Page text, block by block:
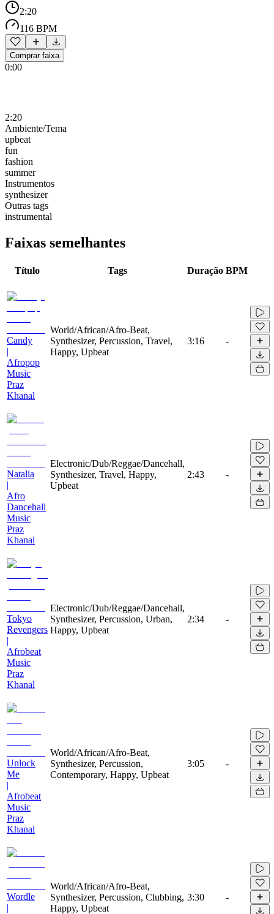
2:20
116 BPM
Comprar faixa
0:00
2:20
Ambiente/Tema
upbeat
fun
fashion
summer
Instrumentos
synthesizer
Outras tags
instrumental
Faixas semelhantes
Título Tags Duração BPM
Candy
|
Afropop
Music
Praz
Khanal
World/African/Afro-Beat,
Synthesizer, Percussion, Travel,
Happy, Upbeat
3:16 -
Natalia
|
Afro
Dancehall
Music
Praz
Khanal
Electronic/Dub/Reggae/Dancehall,
Synthesizer, Travel, Happy,
Upbeat
2:43 -
Tokyo
Revengers
|
Afrobeat
Music
Praz
Khanal
Electronic/Dub/Reggae/Dancehall,
Synthesizer, Percussion, Urban,
Happy, Upbeat
2:34 -
Unlock
Me
|
Afrobeat
Music
Praz
Khanal
World/African/Afro-Beat,
Synthesizer, Percussion,
Contemporary, Happy, Upbeat
3:05 -
Wordle
|
World/African/Afro-Beat,
Synthesizer, Percussion, Clubbing,
Happy, Upbeat
3:30 -